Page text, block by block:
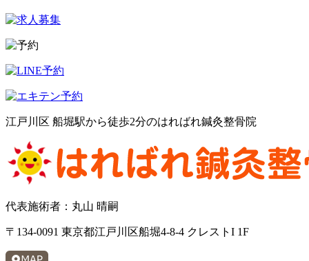
江戸川区 船堀駅から徒歩2分のはればれ鍼灸整骨院
代表施術者：丸山 晴嗣
〒134-0091 東京都江戸川区船堀4-8-4 クレストI 1F